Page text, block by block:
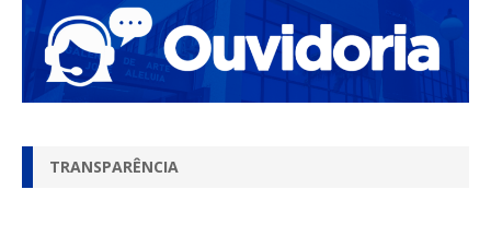
TRANSPARÊNCIA